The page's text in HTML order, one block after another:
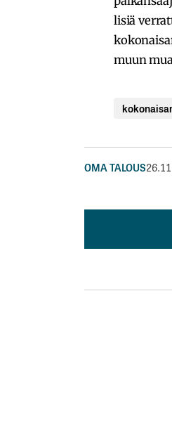
lisiä
muun
OMA TALOUS